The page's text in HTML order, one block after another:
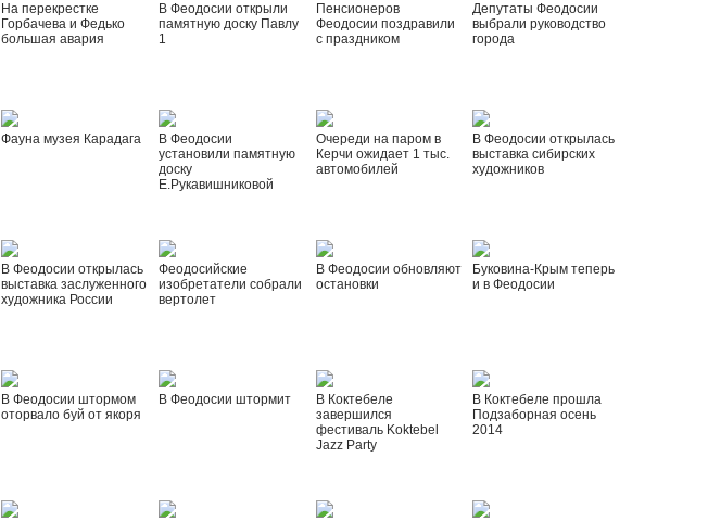
На перекрестке
Горбачева и Федько
большая авария
В Феодосии открыли
памятную доску Павлу
1
Пенсионеров
Феодосии поздравили
с праздником
Депутаты Феодосии
выбрали руководство
города
Фауна музея Карадага
В Феодосии
установили памятную
доску
Е.Рукавишниковой
Очереди на паром в
Керчи ожидает 1 тыс.
автомобилей
В Феодосии открылась
выставка сибирских
художников
В Феодосии открылась
выставка заслуженного
художника России
Феодосийские
изобретатели собрали
вертолет
В Феодосии обновляют
остановки
Буковина-Крым теперь
и в Феодосии
В Феодосии штормом
оторвало буй от якоря
В Феодосии штормит
В Коктебеле
завершился
фестиваль Koktebel
Jazz Party
В Коктебеле прошла
Подзаборная осень
2014